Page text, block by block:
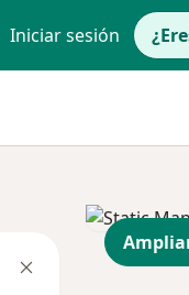
Iniciar sesión